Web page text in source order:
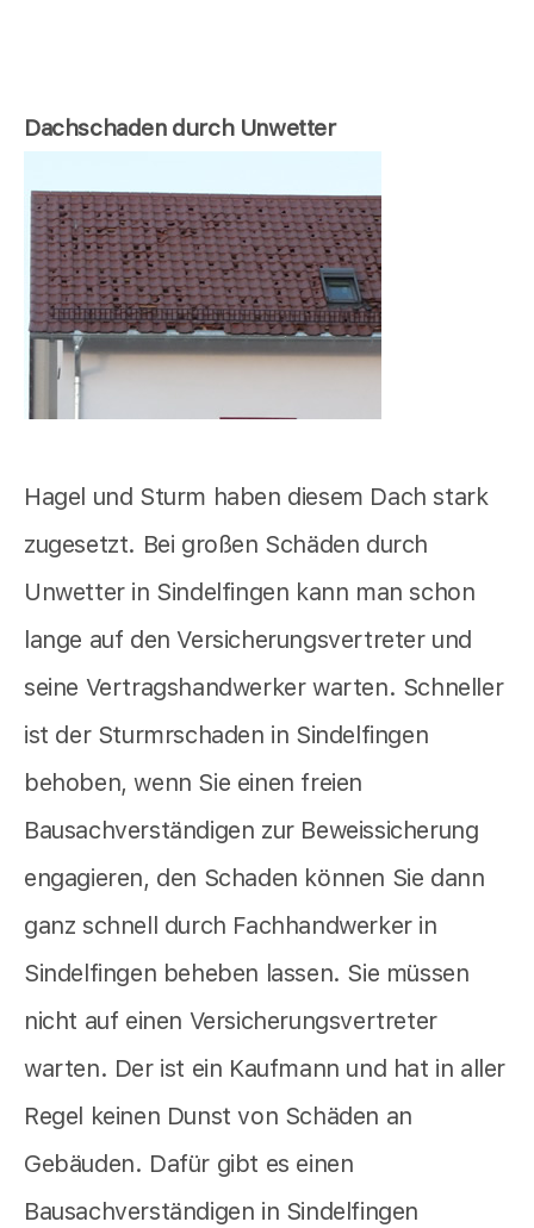
Dachschaden durch Unwetter
Hagel und Sturm haben diesem Dach stark
zugesetzt. Bei großen Schäden durch
Unwetter in Sindelfingen kann man schon
lange auf den Versicherungsvertreter und
seine Vertragshandwerker warten. Schneller
ist der Sturmrschaden in Sindelfingen
behoben, wenn Sie einen freien
Bausachverständigen zur Beweissicherung
engagieren, den Schaden können Sie dann
ganz schnell durch Fachhandwerker in
Sindelfingen beheben lassen. Sie müssen
nicht auf einen Versicherungsvertreter
warten. Der ist ein Kaufmann und hat in aller
Regel keinen Dunst von Schäden an
Gebäuden. Dafür gibt es einen
Bausachverständigen in Sindelfingen